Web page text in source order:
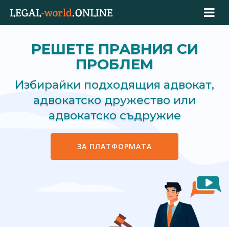
РЕШЕТЕ ПРАВНИЯ СИ
ПРОБЛЕМ
Избирайки подходящия адвокат,
адвокатско дружество или
адвокатско съдружие
ЗА ПЛАТФОРМАТА